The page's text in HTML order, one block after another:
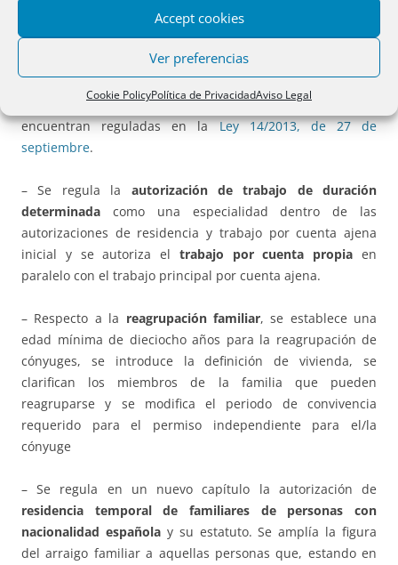
Accept cookies
Ver preferencias
Cookie PolicyPolítica de PrivacidadAviso Legal
voluntariamente a su país
de familiares de ciudadanos españoles.
prestaciones transnacionales de servicios, que se
encuentran reguladas en laLey 14/2013, de 27 de
septiembre.
– Se regula la autorización de trabajo de duración
determinada como una especialidad dentro de las
autorizaciones de residencia y trabajo por cuenta ajena
inicial y se autoriza el trabajo por cuenta propia en
paralelo con el trabajo principal por cuenta ajena.
– Respecto a la reagrupación familiar, se establece una
edad mínima de dieciocho años para la reagrupación de
cónyuges, se introduce la definición de vivienda, se
clarifican los miembros de la familia que pueden
reagruparse y se modifica el periodo de convivencia
requerido para el permiso independiente para el/la
cónyuge
– Se regula en un nuevo capítulo la autorización de
residencia temporal de familiares de personas con
nacionalidad españolay su estatuto. Se amplía la figura
del arraigo familiar a aquellas personas que, estando en